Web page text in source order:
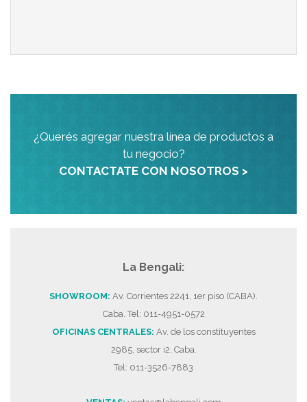
¿Querés agregar nuestra línea de productos a
tu negocio?
CONTACTATE CON NOSOTROS >
La Bengali:
SHOWROOM: Av. Corrientes 2241, 1er piso (CABA).
Caba. Tel: 011-4951-0572
OFICINAS CENTRALES: Av. de los constituyentes
2985, sector i2, Caba.
Tel: 011-3526-7883